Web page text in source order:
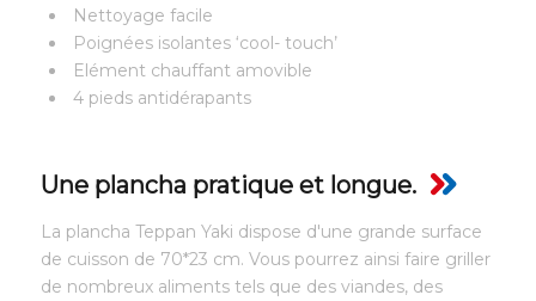
Nettoyage facile
Poignées isolantes ‘cool- touch’
Elément chauffant amovible
4 pieds antidérapants
Une plancha pratique et longue.
La plancha Teppan Yaki dispose d'une grande surface
de cuisson de 70*23 cm. Vous pourrez ainsi faire griller
de nombreux aliments tels que des viandes, des